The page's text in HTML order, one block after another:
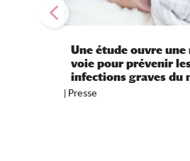
Une étude ouvre une
voie pour prévenir
infections graves du
| Presse